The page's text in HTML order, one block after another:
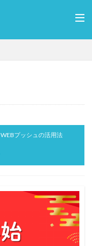
WEBプッシュの活用法